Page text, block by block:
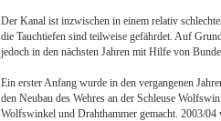
Der Kanal ist inzwischen in einem relativ
die Tauchtiefen sind teilweise gefährdet. Auf
jedoch in den nächsten Jahren mit Hilfe von
Ein erster Anfang wurde in den vergangenen
den Neubau des Wehres an der Schleuse
Wolfswinkel und Drahthammer gemacht. 2003/04